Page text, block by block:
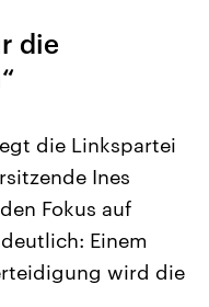
USA
Aktuelle Beiträge,
Hintergründe
Wirtschaftlich und
gehören die Vereinigten
den mächtigsten Ländern
die
die Linkspartei
Ines
Fokus auf
Einem
wird die